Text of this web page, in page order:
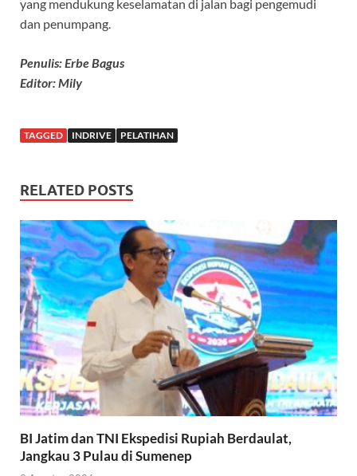
yang mendukung keselamatan di jalan bagi pengemudi
dan penumpang.
Penulis: Erbe Bagus
Editor: Mily
TAGGED INDRIVE PELATIHAN
RELATED POSTS
BI Jatim dan TNI Ekspedisi Rupiah Berdaulat,
Jangkau 3 Pulau di Sumenep